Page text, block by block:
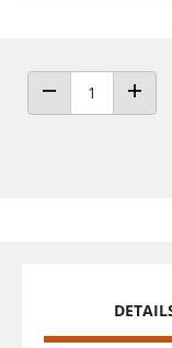
ANZAHL VERRINGERN